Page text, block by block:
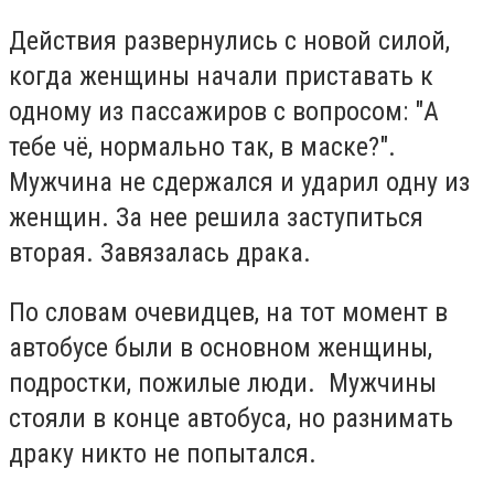
Действия развернулись с новой силой,
когда женщины начали приставать к
одному из пассажиров с вопросом: "А
тебе чё, нормально так, в маске?".
Мужчина не сдержался и ударил одну из
женщин. За нее решила заступиться
вторая. Завязалась драка.
По словам очевидцев, на тот момент в
автобусе были в основном женщины,
подростки, пожилые люди. Мужчины
стояли в конце автобуса, но разнимать
драку никто не попытался.